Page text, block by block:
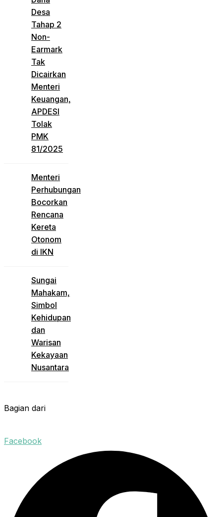
Desa
Tahap 2
Non-
Earmark
Tak
Dicairkan
Menteri
Keuangan,
APDESI
Tolak
PMK
81/2025
Menteri
Perhubungan
Bocorkan
Rencana
Kereta
Otonom
di IKN
Sungai
Mahakam,
Simbol
Kehidupan
dan
Warisan
Kekayaan
Nusantara
Bagian dari
Facebook